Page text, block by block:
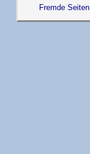
Fremde Seiten